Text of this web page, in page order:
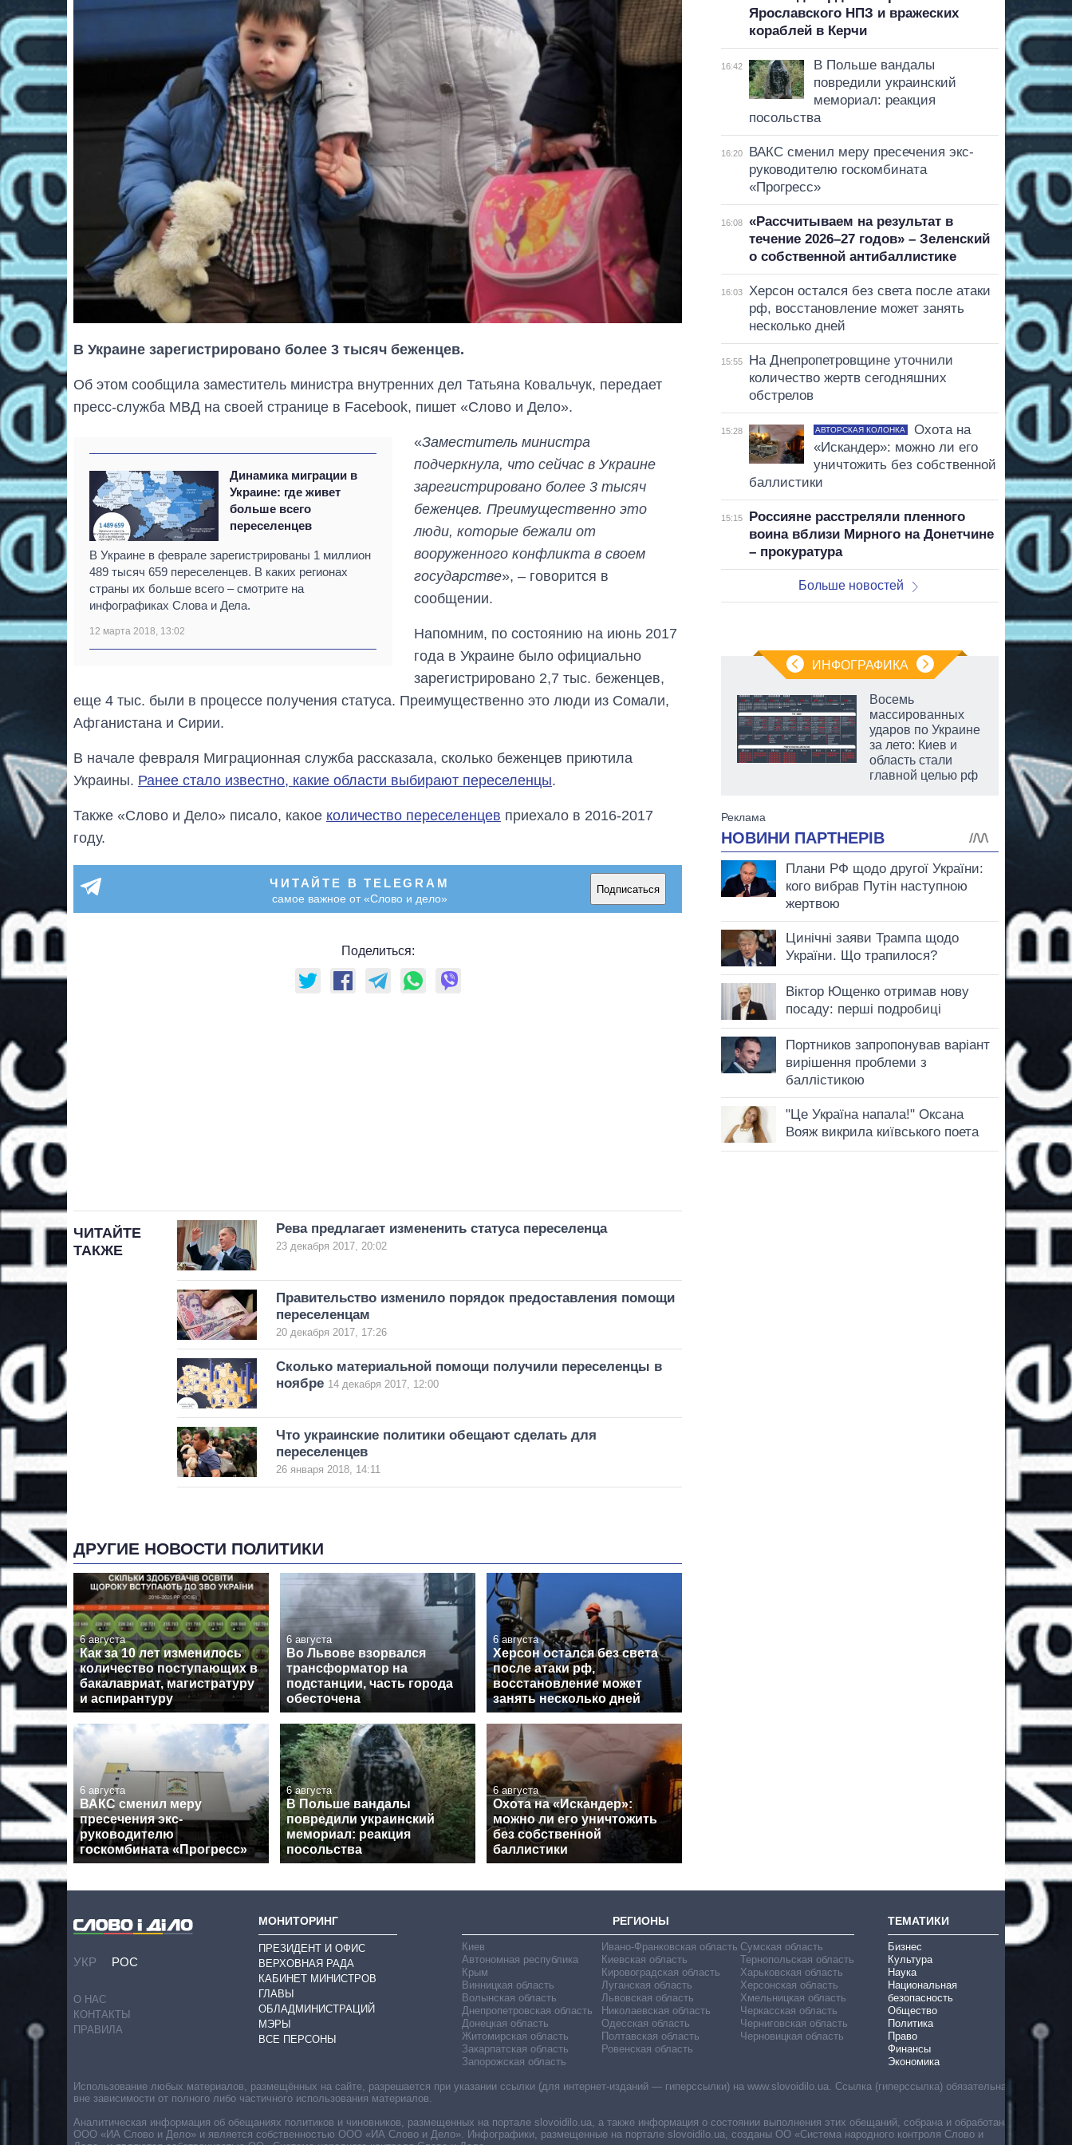
В Украине зарегистрировано более 3 тысяч беженцев.
Об этом сообщила заместитель министра внутренних дел Татьяна Ковальчук, передает
пресс-служба МВД на своей странице в Facebook, пишет «Слово и Дело».
Динамика миграции в
Украине: где живет
больше всего
переселенцев
В Украине в феврале зарегистрированы 1 миллион
489 тысяч 659 переселенцев. В каких регионах
страны их больше всего – смотрите на
инфографиках Слова и Дела.
12 марта 2018, 13:02
«Заместитель министра
подчеркнула, что сейчас в Украине
зарегистрировано более 3 тысяч
беженцев. Преимущественно это
люди, которые бежали от
вооруженного конфликта в своем
государстве», – говорится в
сообщении.
Напомним, по состоянию на июнь 2017
года в Украине было официально
зарегистрировано 2,7 тыс. беженцев,
еще 4 тыс. были в процессе получения статуса. Преимущественно это люди из Сомали,
Афганистана и Сирии.
В начале февраля Миграционная служба рассказала, сколько беженцев приютила
Украины. Ранее стало известно, какие области выбирают переселенцы.
Также «Слово и Дело» писало, какое количество переселенцев приехало в 2016-2017
году.
ЧИТАЙТЕ В TELEGRAM
самое важное от «Слово и дело»
Подписаться
Поделиться:
ЧИТАЙТЕ
ТАКЖЕ
Рева предлагает измененить статуса переселенца
23 декабря 2017, 20:02
Правительство изменило порядок предоставления помощи
переселенцам
20 декабря 2017, 17:26
Сколько материальной помощи получили переселенцы в
ноябре 14 декабря 2017, 12:00
Что украинские политики обещают сделать для
переселенцев
26 января 2018, 14:11
ДРУГИЕ НОВОСТИ ПОЛИТИКИ
6 августа
Как за 10 лет изменилось
количество поступающих в
бакалавриат, магистратуру
и аспирантуру
6 августа
Во Львове взорвался
трансформатор на
подстанции, часть города
обесточена
6 августа
Херсон остался без света
после атаки рф,
восстановление может
занять несколько дней
6 августа
ВАКС сменил меру
пресечения экс-
руководителю
госкомбината «Прогресс»
6 августа
В Польше вандалы
повредили украинский
мемориал: реакция
посольства
6 августа
Охота на «Искандер»:
можно ли его уничтожить
без собственной
баллистики
Ярославского НПЗ и вражеских
кораблей в Керчи
16:42
В Польше вандалы
повредили украинский
мемориал: реакция
посольства
16:20
ВАКС сменил меру пресечения экс-
руководителю госкомбината
«Прогресс»
16:08
«Рассчитываем на результат в
течение 2026–27 годов» – Зеленский
о собственной антибаллистике
16:03
Херсон остался без света после атаки
рф, восстановление может занять
несколько дней
15:55
На Днепропетровщине уточнили
количество жертв сегодняшних
обстрелов
15:28 АВТОРСКАЯ КОЛОНКА
Охота на
«Искандер»: можно ли его
уничтожить без собственной
баллистики
15:15
Россияне расстреляли пленного
воина вблизи Мирного на Донетчине
– прокуратура
Больше новостей
ИНФОГРАФИКА
Экспорт оружия:
Украина за годы
Восемь
массированных
ударов по Украине
за лето: Киев и
область стали
главной целью рф
УКР РОС
О НАС
КОНТАКТЫ
ПРАВИЛА
МОНИТОРИНГ
ПРЕЗИДЕНТ И ОФИС
ВЕРХОВНАЯ РАДА
КАБИНЕТ МИНИСТРОВ
ГЛАВЫ
ОБЛАДМИНИСТРАЦИЙ
МЭРЫ
ВСЕ ПЕРСОНЫ
РЕГИОНЫ
Киев
Автономная республика
Крым
Винницкая область
Волынская область
Днепропетровская область
Донецкая область
Житомирская область
Закарпатская область
Запорожская область
Ивано-Франковская область
Киевская область
Кировоградская область
Луганская область
Львовская область
Николаевская область
Одесская область
Полтавская область
Ровенская область
Сумская область
Тернопольская область
Харьковская область
Херсонская область
Хмельницкая область
Черкасская область
Черниговская область
Черновицкая область
ТЕМАТИКИ
Бизнес
Культура
Наука
Национальная
безопасность
Общество
Политика
Право
Финансы
Экономика
Использование любых материалов, размещённых на сайте, разрешается при указании ссылки (для интернет-изданий — гиперссылки) на www.slovoidilo.ua. Ссылка (гиперссылка) обязательна
вне зависимости от полного либо частичного использования материалов.
Аналитическая информация об обещаниях политиков и чиновников, размещенных на портале slovoidilo.ua, а также информация о состоянии выполнения этих обещаний, собрана и обработана
ООО «ИА Слово и Дело» и является собственностью ООО «ИА Слово и Дело». Инфографики, размещенные на портале slovoidilo.ua, созданы ОО «Система народного контроля Слово и